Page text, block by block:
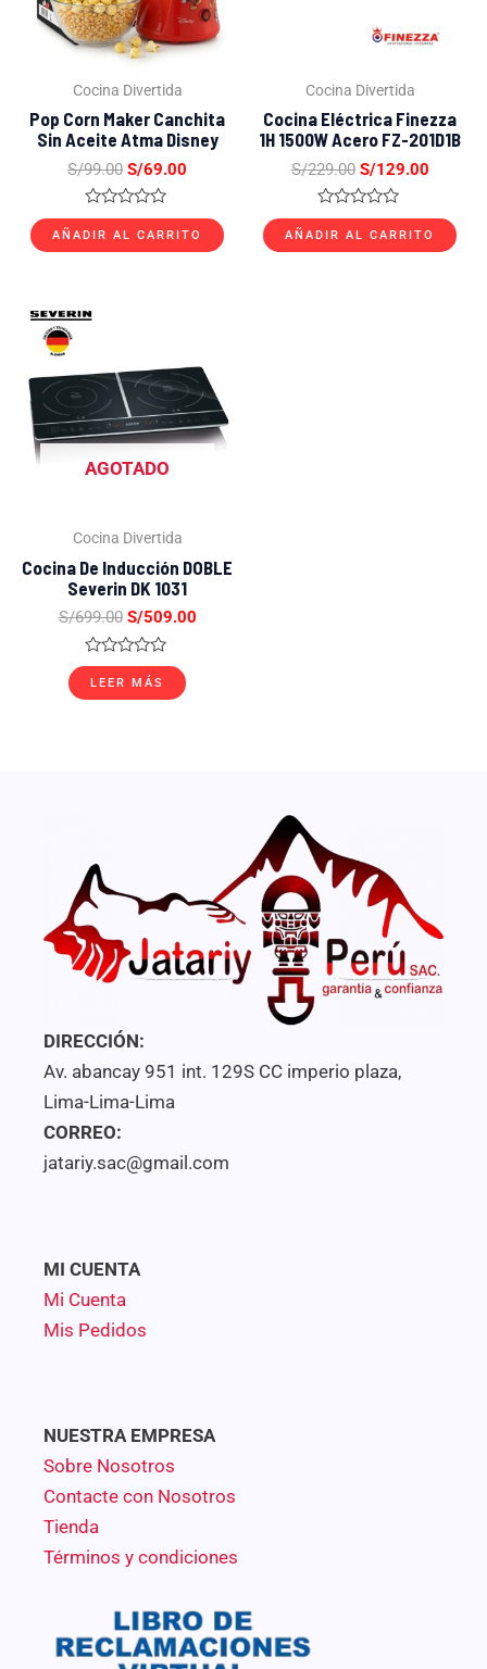
Cocina Divertida
Pop Corn Maker Canchita
Sin Aceite Atma Disney
S/99.00 S/69.00
Valorado
con
0
AÑADIR AL CARRITO
Cocina Divertida
Cocina Eléctrica Finezza
1H 1500W Acero FZ-201D1B
S/229.00 S/129.00
Valorado
con
0
AÑADIR AL CARRITO
AGOTADO
Cocina Divertida
Cocina De Inducción DOBLE
Severin DK 1031
S/699.00
era:
S/699.00.
S/509.00
es:
S/509.00.
Valorado
con
0
LEER MÁS
DIRECCIÓN:
Av. abancay 951 int. 129S CC imperio plaza,
Lima-Lima-Lima
CORREO:
jatariy.sac@gmail.com
MI CUENTA
Mi Cuenta
Mis Pedidos
NUESTRA EMPRESA
Sobre Nosotros
Contacte con Nosotros
Tienda
Términos y condiciones